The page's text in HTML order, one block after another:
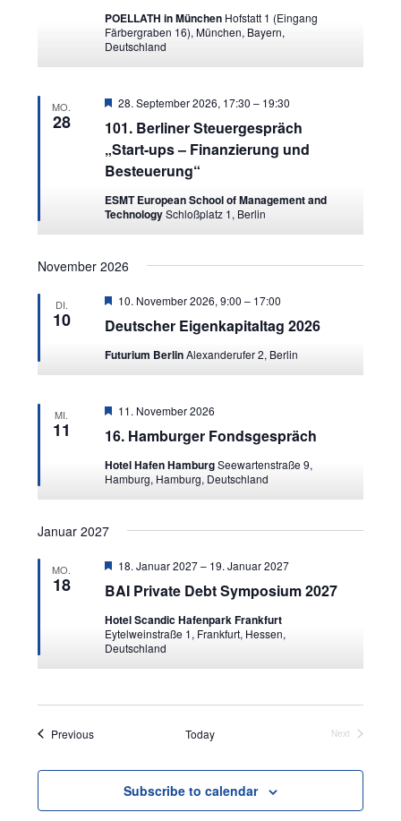
POELLATH in München Hofstatt 1 (Eingang
Färbergraben 16), München, Bayern,
Deutschland
MO.
28
101. Berliner Steuergespräch
„Start-ups – Finanzierung und
Besteuerung“
Featured
28. September 2026, 17:30 – 19:30
ESMT European School of Management and
TechnologySchloßplatz 1, Berlin
November 2026
DI.
10 Deutscher Eigenkapitaltag 2026
Featured
10. November 2026, 9:00 – 17:00
Futurium BerlinAlexanderufer 2, Berlin
MI.
11 16. Hamburger Fondsgespräch
Featured
11. November 2026
Hotel Hafen HamburgSeewartenstraße 9,
Hamburg, Hamburg, Deutschland
Januar 2027
MO.
18 BAI Private Debt Symposium 2027
Featured
18. Januar 2027– 19. Januar 2027
Hotel Scandic Hafenpark Frankfurt
Eytelweinstraße 1, Frankfurt, Hessen,
Deutschland
PreviousEvents Today
Next
Subscribe to calendar